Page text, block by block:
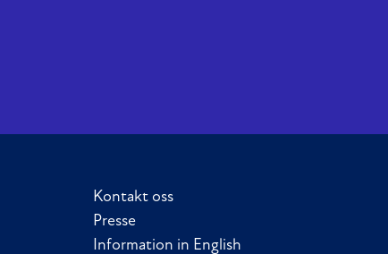
Kontakt oss
Presse
Information in English